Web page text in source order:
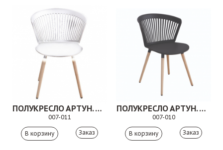
ПОЛУКРЕСЛО АРТУН. 007-011
007-011
Заказ
ПОЛУКРЕСЛО АРТУН. 007-010
007-010
Заказ